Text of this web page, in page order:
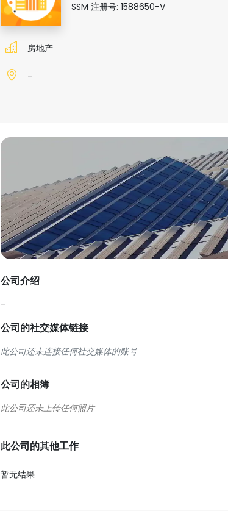
SSM 注册号: 1588650-V
房地产
-
公司介绍
-
公司的社交媒体链接
此公司还未连接任何社交媒体的账号
公司的相簿
此公司的其他工作
暂无结果